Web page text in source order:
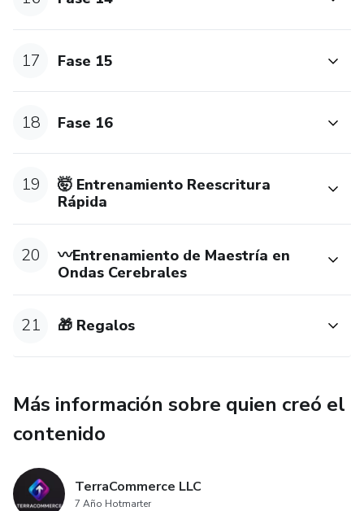
17 Fase 15
18 Fase 16
19
🤯 Entrenamiento Reescritura
Rápida
20
〰️Entrenamiento de Maestría en
Ondas Cerebrales
21 🎁 Regalos
Más información sobre quien creó el
contenido
TerraCommerce LLC
7 Año Hotmarter